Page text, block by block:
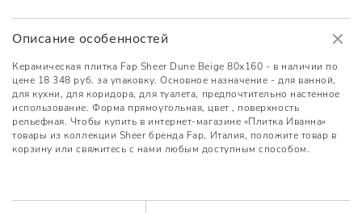
Описание особенностей
Керамическая плитка Fap Sheer Dune Beige 80x160 - в наличии по
цене 18 348 руб. за упаковку. Основное назначение - для ванной,
для кухни, для коридора, для туалета, предпочтительно настенное
использование. Форма прямоугольная, цвет , поверхность
рельефная. Чтобы купить в интернет-магазине «Плитка Иванна»
товары из коллекции Sheer бренда Fap, Италия, положите товар в
корзину или свяжитесь с нами любым доступным способом.